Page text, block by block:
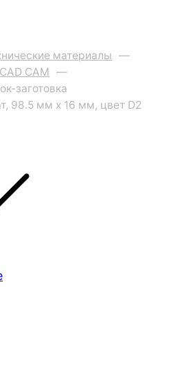
материалы —
CAM —
заготовка
98.5 мм x 16 мм, цвет D2